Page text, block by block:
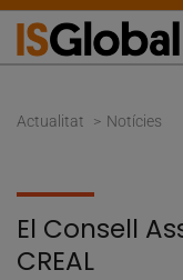
Actualitat Notícies
El Consell
CREAL